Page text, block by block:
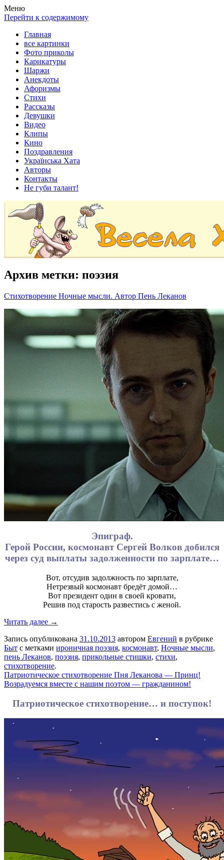
Весела хата — прикольные картинки, смешные истории,
клипы!
Покажем всем ваши фото приколы, карикатуры, шаржи, стихи,
рассказы, видео и песни!
Меню
Перейти к содержимому
Главная
все картинки
Фото приколы
Карикатуры
Шаржи
Анекдоты
Афоризмы
Стихи
Рассказы
Девушки
Видео
Клипы
Кино
Поздравления
Українська Хата
Авторы
Контакты
Не губи талант!
Архив метки: поэзия
Стихотворение Ночные мысли. Автор Пень Леканов
Эпиграф.
Герой России, космонавт Сергей Волков добился
через суд выплаты задолженности по зарплате…
Вот, отсудив задолжность по зарплате,
Нетрезвый космонавт бредёт домой…
Вот президент один в своей кровати,
Решив под старость развестись с женой.
Читать далее →
Запись опубликована 31.10.2013 автором Евгений в рубрике
Быт с метками ироничная поэзия, космонавт, Ночные мысли,
пень Леканов, поэзия, прикольные стишки, стихи,
стихотворение.
Патриотическое стихотворение Пня Леканова — Принц!
Возрадуемся вместе с нашим поэтом — гражданином!
Патриотическое стихотворение… и поступок!